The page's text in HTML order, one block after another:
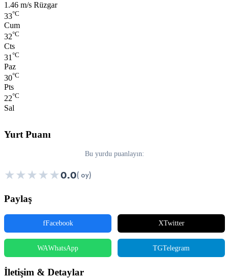
Rüzgar:
1.46 m/s Rüzgar
33°C
Cum
32°C
Cts
31 °C
Paz
30°C
Pts
22°C
Sal
Yurt Puanı
Bu yurdu puanlayın:
★★★★★0.0( oy)
Paylaş
fFacebook XTwitter
WAWhatsApp TGTelegram
İletişim & Detaylar